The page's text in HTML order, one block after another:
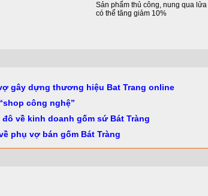
Sản phẩm thủ công, nung qua
có thể tăng giảm 10%
gây dựng thương hiệu Bat Trang online
công nghệ”
về kinh doanh gốm sứ Bát Tràng
phụ vợ bán gốm Bát Tràng